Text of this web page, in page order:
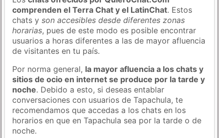
comprenden el Terra Chat y el LatinChat. Estos
chats yson accesibles desde diferentes zonas
horarias, pues de este modo es posible encontrar
usuarios a horas diferentes a las de mayor afluencia
de visitantes en tu país.
Por norma general, la mayor afluencia a los chats y
sitios de ocio en internet se produce por la tarde y
noche. Debido a esto, si deseas entablar
conversaciones con usuarios de Tapachula, te
recomendamos que accedas a los chats en los
horarios en que en Tapachula sea por la tarde o de
noche.